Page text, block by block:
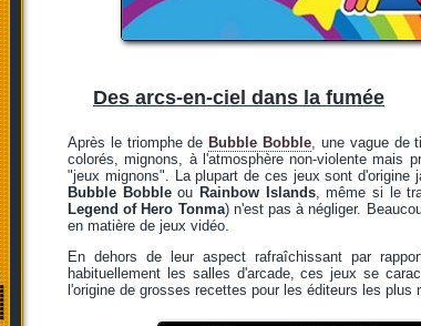
Des arcs-en-ciel dans la fumée
Après le triomphe de Bubble Bobble, une vague de
colorés, mignons, à l'atmosphère non-violente mais
"jeux mignons". La plupart de ces jeux sont d'origine
Bubble Bobbleou Rainbow Islands, même si le
Legend of Hero Tonma) n'est pas à négliger.
en matière de jeux vidéo.
En dehors de leur aspect rafraîchissant par
habituellement les salles d'arcade, ces jeux se
l'origine de grosses recettes pour les éditeurs les